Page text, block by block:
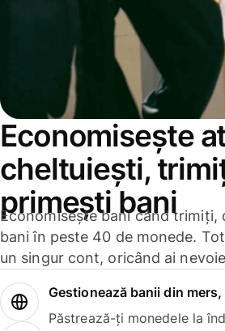
Economisește
cheltuiești,
primești bani
Economisește bani când trimiți,
bani în peste 40 de monede.
un singur cont, oricând ai
Gestionează banii din
Păstrează-ți monedele la